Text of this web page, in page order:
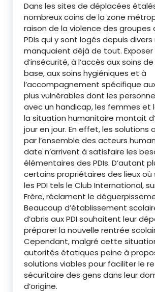
Dans les sites de déplacées
nombreux coins de la zone
raison de la violence des groupes
PDIs qui y sont logés depuis divers
manquaient déjà de tout. Exposer
d’insécurité, à l’accès aux soins
base, aux soins hygiéniques et à
l’accompagnement spécifique
plus vulnérables dont les
avec un handicap, les femmes et
la situation humanitaire montait
jour en jour. En effet, les solutions
par l’ensemble des acteurs
date n’arrivent à satisfaire les
élémentaires des PDIs. D’autant
certains propriétaires des lieux où
les PDI tels le Club International,
Frère, réclament le
Beaucoup d’établissement
d’abris aux PDI souhaitent leur
préparer la nouvelle rentrée
Cependant, malgré cette
autorités étatiques peine à
solutions viables pour faciliter le
sécuritaire des gens dans leur
d’origine.